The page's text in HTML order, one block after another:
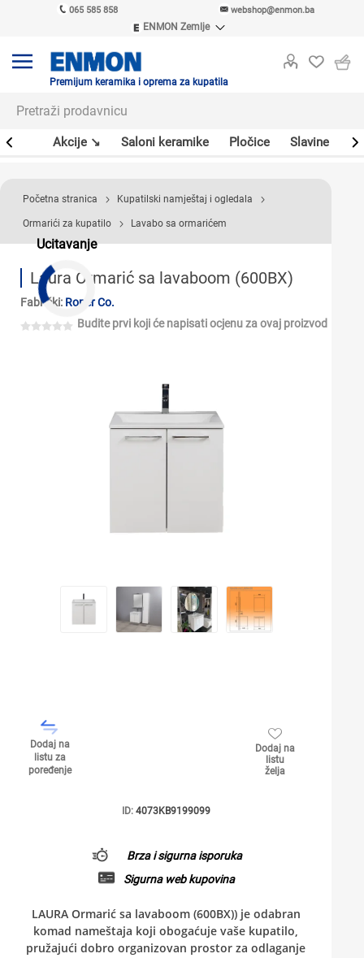
065 585 858 webshop@enmon.ba
ENMON Zemlje
ENMON MKD
Premijum keramika i oprema za kupatila
Akcije ↘ Saloni keramike Pločice Slavine
Ucitavanje
Početna stranica Kupatilski namještaj i ogledala
Ormarići za kupatilo Lavabo sa ormarićem
Laura Ormarić sa lavaboom (600BX)
Fabrički: Roper Co.
Budite prvi koji će napisati ocjenu za ovaj proizvod
Dodaj na
listu za
poređenje
Dodaj na
listu
želja
ID: 4073KB9199099
Brza i sigurna isporuka
Sigurna web kupovina
LAURA Ormarić sa lavaboom (600BX)) je odabran
komad nameštaja koji obogaćuje vaše kupatilo,
pružajući dobro organizovan prostor za odlaganje